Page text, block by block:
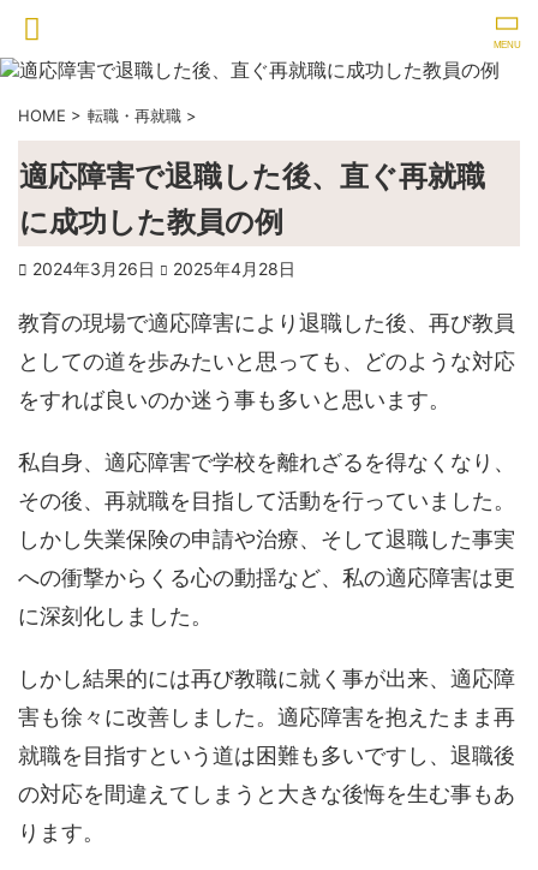
HOME > 転職・再就職 >
適応障害で退職した後、直ぐ再就職
に成功した教員の例
2024年3月26日 2025年4月28日
教育の現場で適応障害により退職した後、再び教員
としての道を歩みたいと思っても、どのような対応
をすれば良いのか迷う事も多いと思います。
私自身、適応障害で学校を離れざるを得なくなり、
その後、再就職を目指して活動を行っていました。
しかし失業保険の申請や治療、そして退職した事実
への衝撃からくる心の動揺など、私の適応障害は更
に深刻化しました。
しかし結果的には再び教職に就く事が出来、適応障
害も徐々に改善しました。適応障害を抱えたまま再
就職を目指すという道は困難も多いですし、退職後
の対応を間違えてしまうと大きな後悔を生む事もあ
ります。